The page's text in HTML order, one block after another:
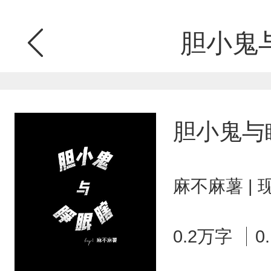
胆小鬼
胆小鬼
麻不麻薯 |
0.2万字